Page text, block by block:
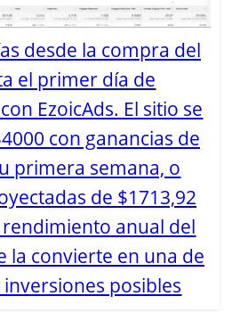
desde la compra del
el primer día de
EzoicAds. El sitio se
con ganancias de
primera semana, o
de $1713,92
anual del
la convierte en una de
posibles